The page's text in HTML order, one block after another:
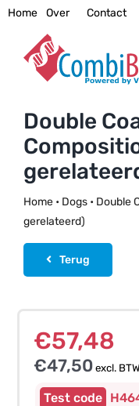
Ga
inhoud
Home Over Contact
Double
Home• Dogs• Double
gerelateerd)
Terug
€57,48
€47,50excl. BTW